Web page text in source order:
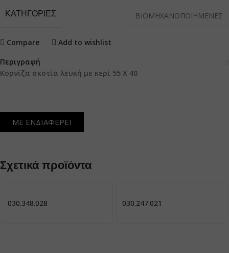
ΚΑΤΗΓΟΡΙΕΣ ΒΙΟΜΗΧΑΝΟΠΟΙΗΜΕΝΕΣ
Compare Add to wishlist
Περιγραφή
Κορνίζα σκοτία λευκή με κερί 55 Χ 40
ΜΕ ΕΝΔΙΑΦΕΡΕΙ
Σχετικά προϊόντα
030.348.028 030.247.021